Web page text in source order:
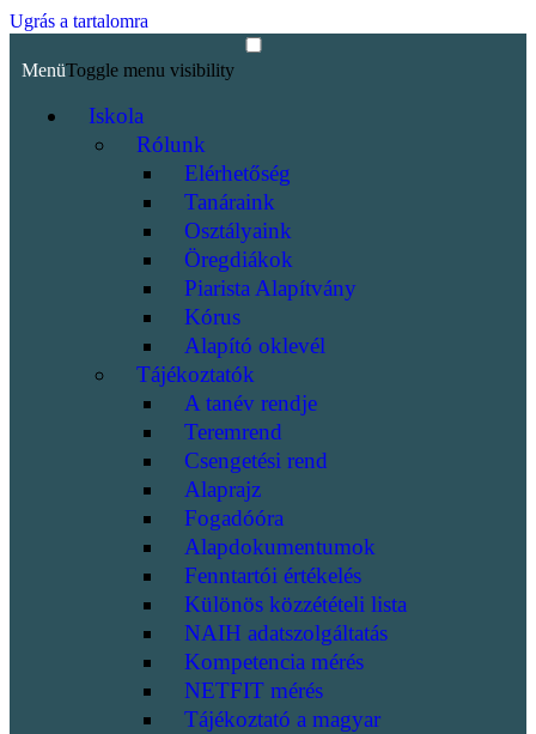
Ugrás a tartalomra
MenüToggle menu visibility
Iskola
Rólunk
Elérhetőség
Tanáraink
Osztályaink
Öregdiákok
Piarista Alapítvány
Kórus
Alapító oklevél
Tájékoztatók
A tanév rendje
Teremrend
Csengetési rend
Alaprajz
Fogadóóra
Alapdokumentumok
Fenntartói értékelés
Különös közzétételi lista
NAIH adatszolgáltatás
Kompetencia mérés
NETFIT mérés
Tájékoztató a magyar